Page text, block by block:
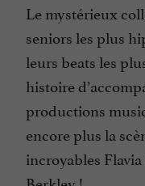
Le mystérieux
seniors les plus
leurs beats les
histoire
productions
encore plus la
incroyables